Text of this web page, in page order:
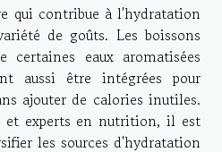
qui contribue à l'hydratation
de goûts. Les boissons
certaines eaux aromatisées
aussi être intégrées pour
ajouter de calories inutiles.
et experts en nutrition, il est
les sources d'hydratation